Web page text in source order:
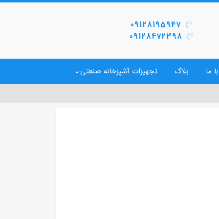
09128195947
09128472398
ما بلاگ تجهیزات آشپزخانه صنعتی